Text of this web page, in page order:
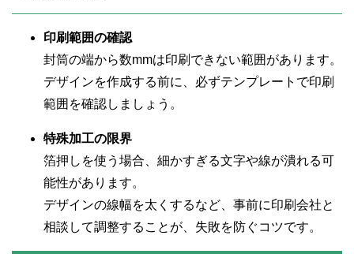
印刷範囲の確認
封筒の端から数mmは印刷できない範囲があります。
デザインを作成する前に、必ずテンプレートで印刷
範囲を確認しましょう。
特殊加工の限界
箔押しを使う場合、細かすぎる文字や線が潰れる可
能性があります。
デザインの線幅を太くするなど、事前に印刷会社と
相談して調整することが、失敗を防ぐコツです。